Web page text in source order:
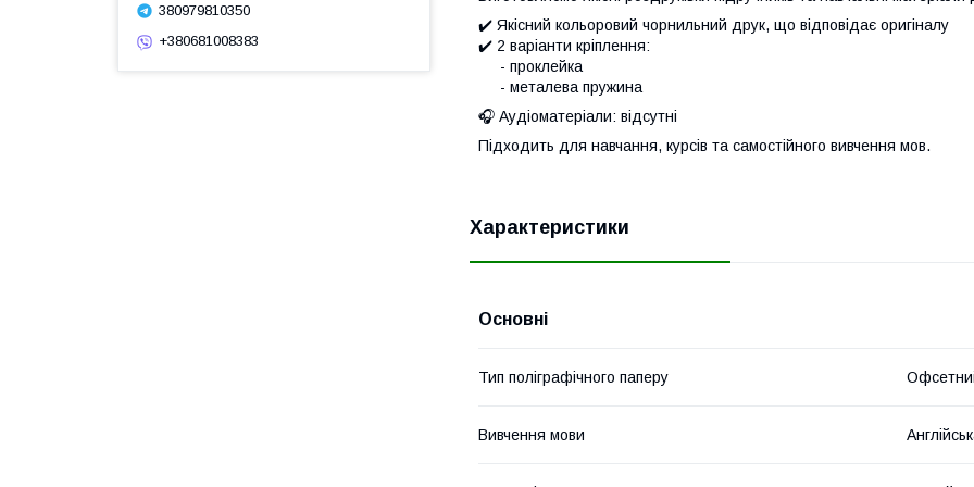
✔️ Якісний кольоровий чорнильний друк, що відповідає оригіналу
✔️ 2 варіанти кріплення:
- проклейка
- металева пружина
🎧 Аудіоматеріали: відсутні
Підходить для навчання, курсів та самостійного вивчення мов.
Характеристики
Основні
Тип поліграфічного паперу
Вивчення мови
380979810350
+380681008383